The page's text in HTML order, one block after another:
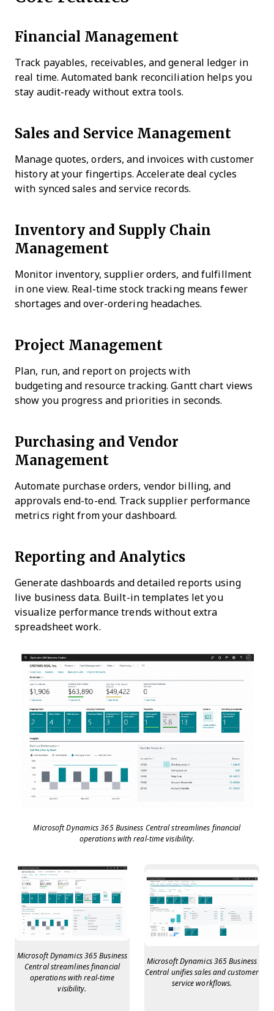
Financial Management
Track payables, receivables, and general ledger in
real time. Automated bank reconciliation helps you
stay audit-ready without extra tools.
Sales and Service Management
Manage quotes, orders, and invoices with customer
history at your fingertips. Accelerate deal cycles
with synced sales and service records.
Inventory and Supply Chain
Management
Monitor inventory, supplier orders, and fulfillment
in one view. Real-time stock tracking means fewer
shortages and over-ordering headaches.
Project Management
Plan, run, and report on projects with
budgeting and resource tracking. Gantt chart views
show you progress and priorities in seconds.
Purchasing and Vendor
Management
Automate purchase orders, vendor billing, and
approvals end-to-end. Track supplier performance
metrics right from your dashboard.
Reporting and Analytics
Generate dashboards and detailed reports using
live business data. Built-in templates let you
visualize performance trends without extra
spreadsheet work.
Microsoft Dynamics 365 Business Central streamlines financial
operations with real-time visibility.
Microsoft Dynamics 365 Business
Central streamlines financial
operations with real-time
visibility.
Microsoft Dynamics 365 Business
Central unifies sales and customer
service workflows.